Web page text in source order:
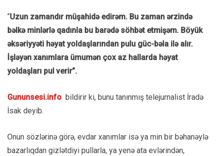
“Uzun zamandır müşahidə edirəm. Bu zaman ərzində
bəlkə minlərlə qadınla bu barədə söhbət etmişəm. Böyük
əksəriyyəti həyat yoldaşlarından pulu güc-bəla ilə alır.
İşləyən xanımlara ümumən çox az hallarda həyat
yoldaşları pul verir”.
Gununsesi.info bildirir ki, bunu tanınmış telejurnalist İradə
İsak deyib.
Onun sözlərinə görə, evdar xanımlar isə ya min bir bəhanəylə
bazarlıqdan gizlətdiyi pullarla, ya yenə ata evlərindən,